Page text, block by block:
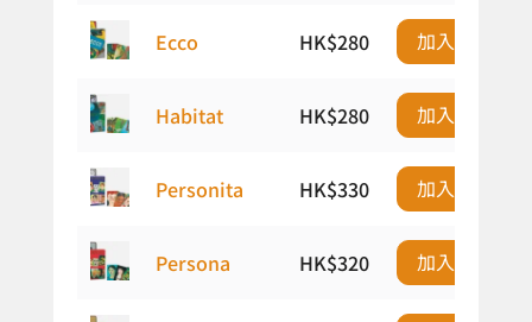
Ecco HK$280 加入購物車
Habitat HK$280 加入購物車
Personita HK$330 加入購物車
Persona HK$320 加入購物車